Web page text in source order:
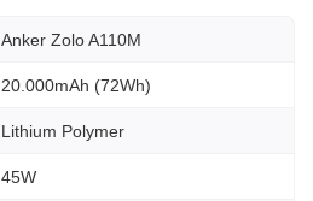
Anker Zolo A110M
20.000mAh (72Wh)
Lithium Polymer
45W